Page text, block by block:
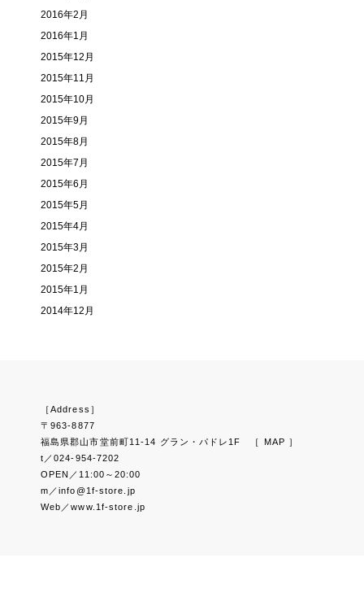
2016年2月
2016年1月
2015年12月
2015年11月
2015年10月
2015年9月
2015年8月
2015年7月
2015年6月
2015年5月
2015年4月
2015年3月
2015年2月
2015年1月
2014年12月
［Address］
〒963-8877
福島県郡山市堂前町11-14 グラン・パドレ1F
［ MAP ］
t／024-954-7202
OPEN／11:00～20:00
m／info@1f-store.jp
Web／www.1f-store.jp